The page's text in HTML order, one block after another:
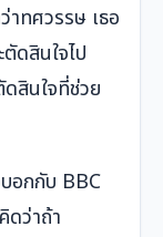
ทศวรรษ เธอ
ดสินใจไป
สินใจที่ช่วย
อกกับ BBC
ดว่าถ้า